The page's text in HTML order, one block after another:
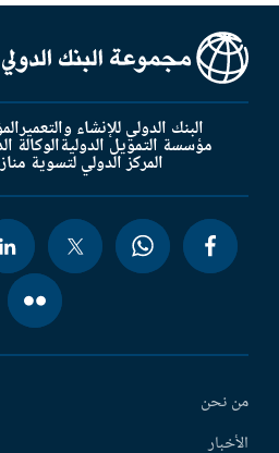
البنك الدولي للإنشاء والتعمير
مؤسسة التمويل الدوليةالوكالة
المركز الدولي لتسوية
من نحن
الأخبار